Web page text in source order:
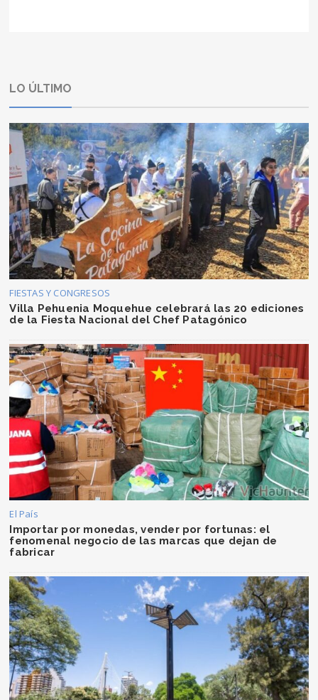
LO ÚLTIMO
FIESTAS Y CONGRESOS
Villa Pehuenia Moquehue celebrará las 20 ediciones
de la Fiesta Nacional del Chef Patagónico
El País
Importar por monedas, vender por fortunas: el
fenomenal negocio de las marcas que dejan de
fabricar